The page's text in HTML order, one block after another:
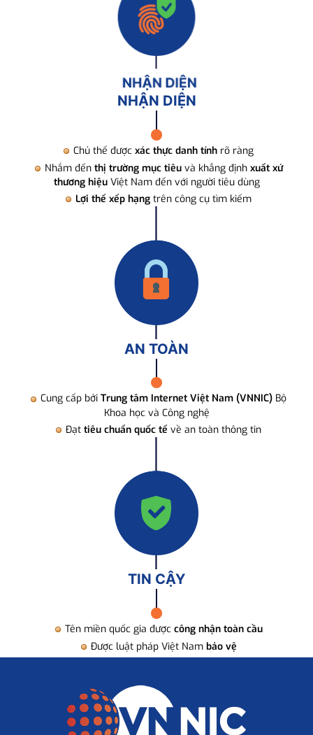
NHẬN DIỆN
Chủ thể được xác thực danh tính rõ ràng
Nhắm đến thị trường mục tiêuvà khẳng định xuất xứ
thương hiệuViệt Nam đến với người tiêu dùng
Lợi thế xếp hạng trên công cụ tìm kiếm
AN TOÀN
Cung cấp bởi Trung tâm Internet Việt Nam (VNNIC) Bộ
Khoa học và Công nghệ
Đạt tiêu chuẩn quốc tế về an toàn thông tin
TIN CẬY
Tên miền quốc gia được công nhận toàn cầu
Được luật pháp Việt Nam bảo vệ